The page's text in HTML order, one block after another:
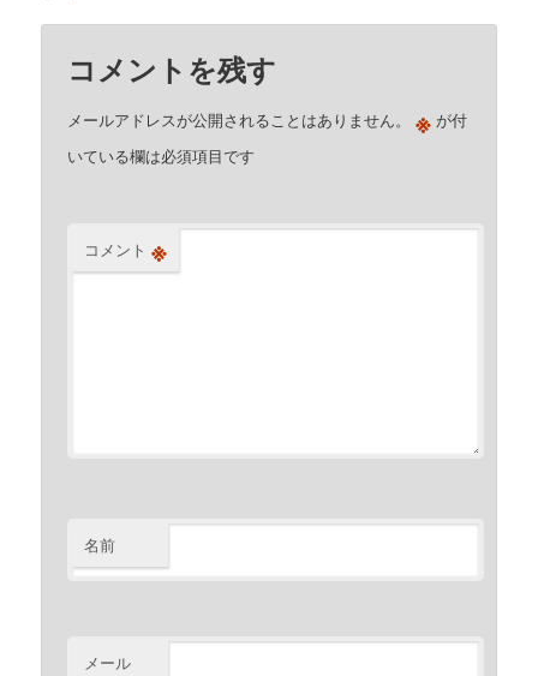
コメントを残す
メールアドレスが公開されることはありません。 ※ が付
いている欄は必須項目です
コメント ※
名前
メール